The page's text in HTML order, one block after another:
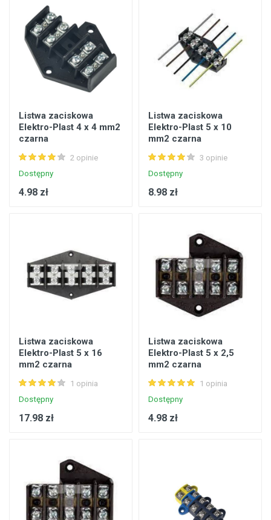
Listwa zaciskowa
Elektro-Plast 4 x 4 mm2
czarna
2 opinie
Dostępny
4.98 zł
Listwa zaciskowa
Elektro-Plast 5 x 10
mm2 czarna
3 opinie
Dostępny
8.98 zł
Listwa zaciskowa
Elektro-Plast 5 x 16
mm2 czarna
1 opinia
Dostępny
17.98 zł
Listwa zaciskowa
Elektro-Plast 5 x 2,5
mm2 czarna
1 opinia
Dostępny
4.98 zł